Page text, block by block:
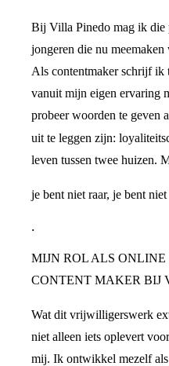
Bij Villa Pinedo mag ik die
jongeren die nu
Als contentmaker schrijf ik
vanuit mijn eigen ervaring
probeer woorden te geven
uit te leggen zijn:
leven tussen twee huizen.
je bent niet raar, je bent niet
.
MIJN ROL ALS
CONTENT MAKER BIJ
Wat dit vrijwilligerswerk
niet alleen iets oplevert
mij. Ik ontwikkel mezelf